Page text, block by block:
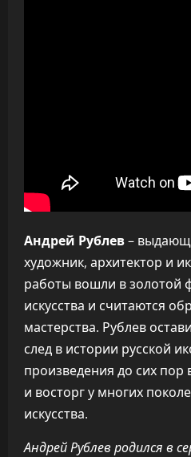
Андрей Рублев–
художник, архитектор и
работы вошли в золотой
искусства и считаются
мастерства. Рублев
след в истории русской
произведения до сих
и восторг у многих
искусства.
Андрей Рублев родился в